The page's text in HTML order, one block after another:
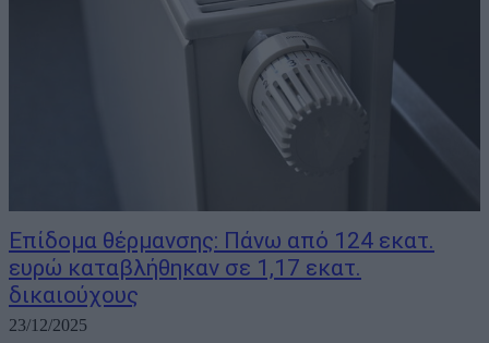
Επίδομα θέρμανσης: Πάνω από 124 εκατ.
ευρώ καταβλήθηκαν σε 1,17 εκατ.
δικαιούχους
23/12/2025